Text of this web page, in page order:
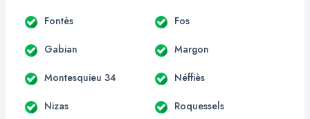
Fontès Fos
Gabian Margon
Montesquieu 34 Néffiès
Nizas Roquessels